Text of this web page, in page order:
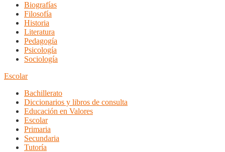
Biografías
Filosofía
Historia
Literatura
Pedagogía
Psicología
Sociología
Escolar
Bachillerato
Diccionarios y libros de consulta
Educación en Valores
Escolar
Primaria
Secundaria
Tutoría